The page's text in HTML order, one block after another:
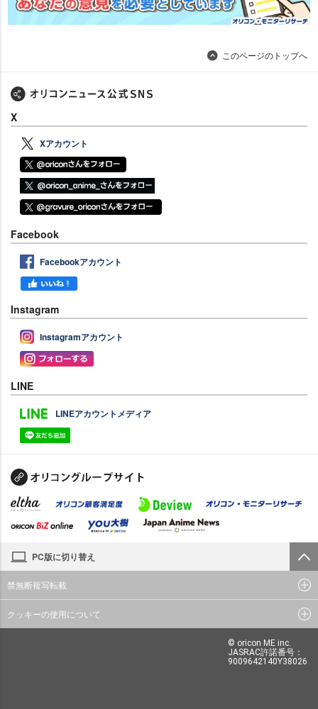
このページのトップへ
X
Xアカウント
Facebook
Facebookアカウント
Instagram
Instagramアカウント
LINE
LINEアカウントメディア
PC版に切り替え
禁無断複写転載
クッキーの使用について
© oricon ME inc.
JASRAC許諾番号：
9009642140Y38026